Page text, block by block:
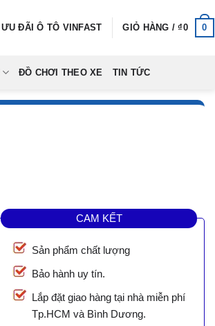
ƯU ĐÃI Ô TÔ VINFAST GIỎ HÀNG /₫0 0
ĐỒ CHƠI THEO XE TIN TỨC
CAM KẾT
Sản phẩm chất lượng
Bảo hành uy tín.
Lắp đặt giao hàng tại nhà miễn phí
Tp.HCM và Bình Dương.